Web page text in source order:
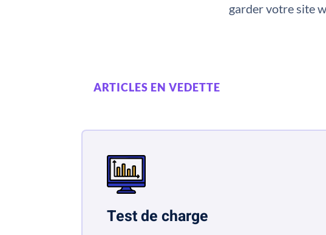
garder votre site
ARTICLES EN VEDETTE
Test de charge